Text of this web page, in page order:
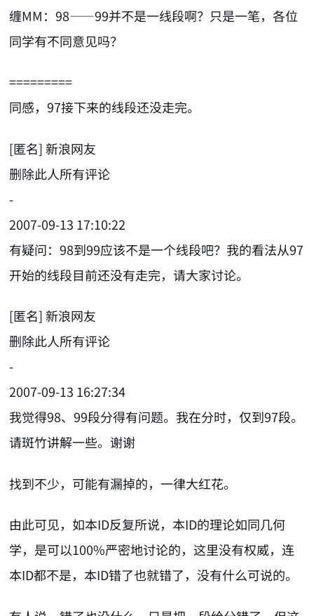
缠MM：98——99并不是一线段啊？只是一笔，各位
同学有不同意见吗？
=========
同感，97接下来的线段还没走完。
[匿名] 新浪网友
删除此人所有评论
-
2007-09-13 17:10:22
有疑问：98到99应该不是一个线段吧？我的看法从97
开始的线段目前还没有走完，请大家讨论。
[匿名] 新浪网友
删除此人所有评论
-
2007-09-13 16:27:34
我觉得98、99段分得有问题。我在分时，仅到97段。
请斑竹讲解一些。谢谢
找到不少，可能有漏掉的，一律大红花。
由此可见，如本ID反复所说，本ID的理论如同几何
学，是可以100%严密地讨论的，这里没有权威，连
本ID都不是，本ID错了也就错了，没有什么可说的。